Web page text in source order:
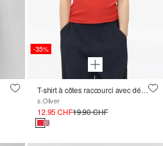
-35%
T-shirt à côtes raccourci avec détail au dos
s.Oliver
12.95 CHF19.90 CHF